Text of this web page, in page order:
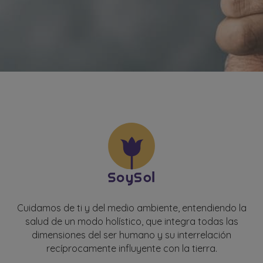
Cuidamos de ti y del medio ambiente, entendiendo la
salud de un modo holístico, que integra todas las
dimensiones del ser humano y su interrelación
recíprocamente influyente con la tierra.